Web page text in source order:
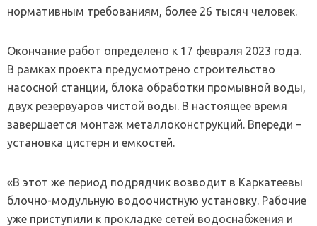
нормативным требованиям, более 26 тысяч человек.
Окончание работ определено к 17 февраля 2023 года.
В рамках проекта предусмотрено строительство
насосной станции, блока обработки промывной воды,
двух резервуаров чистой воды. В настоящее время
завершается монтаж металлоконструкций. Впереди –
установка цистерн и емкостей.
«В этот же период подрядчик возводит в Каркатеевы
блочно-модульную водоочистную установку. Рабочие
уже приступили к прокладке сетей водоснабжения и